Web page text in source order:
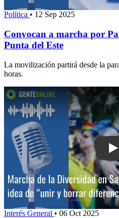
Política • 12 Sep 2025
Convocan a marcha por
Punta del Este
La movilización partirá desde la
horas.
Interés General • 06 Oct 2025